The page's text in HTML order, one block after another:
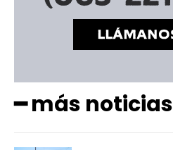
━ más noticias